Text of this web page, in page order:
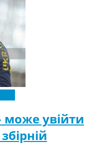
увійти